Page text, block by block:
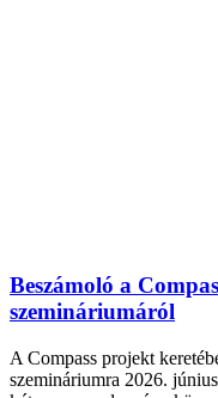
Beszámoló a
szemináriumáról
A Compass projekt
szemináriumra 2026.